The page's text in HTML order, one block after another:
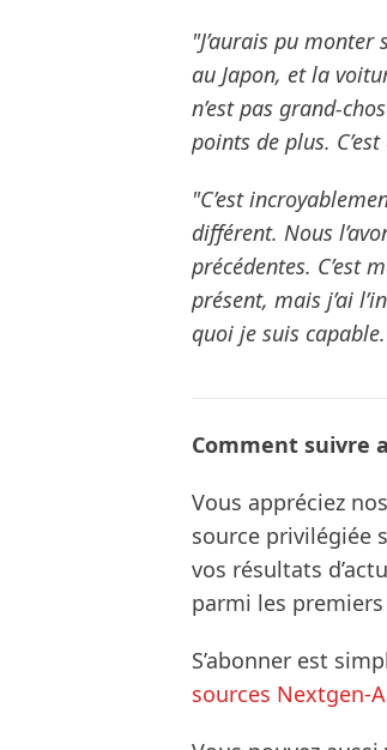
"J’aurais pu
au Japon, et la
n’est pas grand-
points de plus.
"C’est
différent. Nous
précédentes. C’est
présent, mais j’ai
quoi je suis
Comment suivre
Vous appréciez
source privilégiée
vos résultats
parmi les
S’abonner est
sources Nextgen-